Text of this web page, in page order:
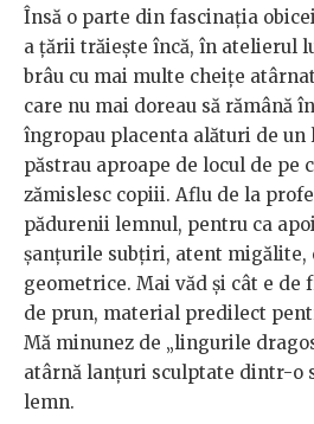
Însă o parte din fascinația
a țării trăiește încă, în atelierul
brâu cu mai multe cheițe
care nu mai doreau să rămână
îngropau placenta alături de un
păstrau aproape de locul de pe
zămislesc copiii. Aflu de la
pădurenii lemnul, pentru ca
șanțurile subțiri, atent migălite,
geometrice. Mai văd și cât e de
de prun, material predilect
Mă minunez de „lingurile
atârnă lanțuri sculptate dintr-o
lemn.